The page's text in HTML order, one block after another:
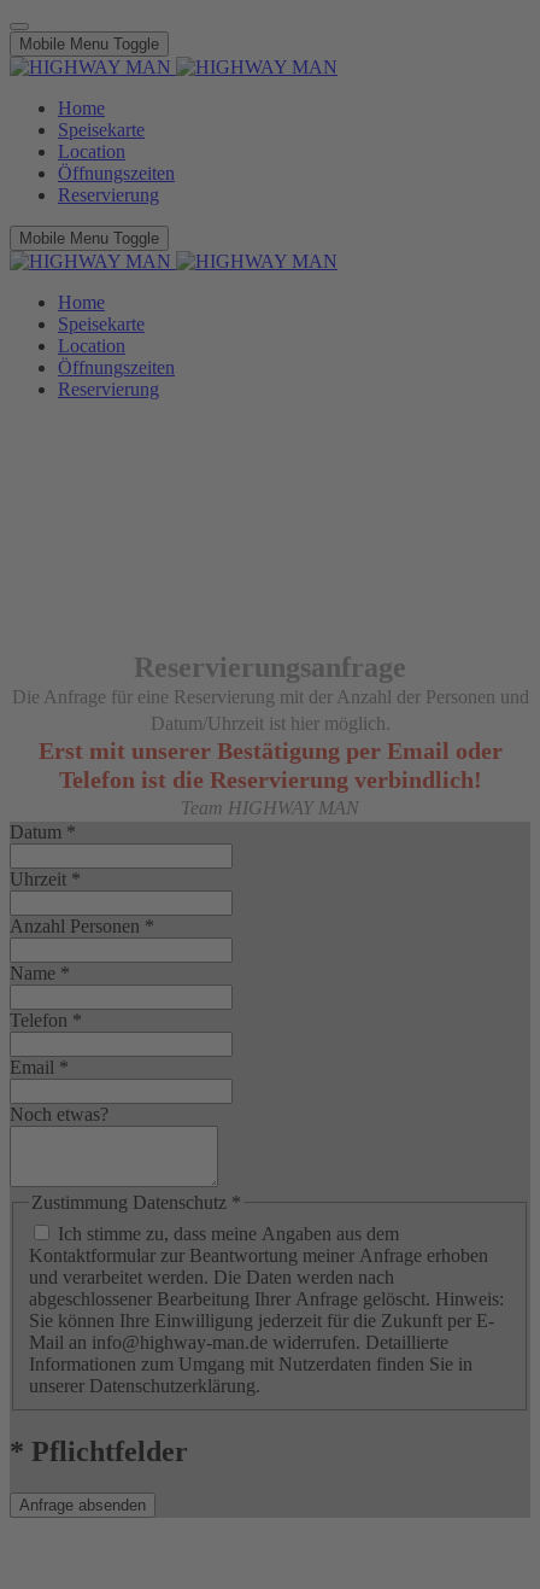
Mobile Menu Toggle
Home
Speisekarte
Location
Öffnungszeiten
Reservierung
Mobile Menu Toggle
Home
Speisekarte
Location
Öffnungszeiten
Reservierung
Reservierungsanfrage
Die Anfrage für eine Reservierung mit der Anzahl der Personen und
Datum/Uhrzeit ist hier möglich.
Erst mit unserer Bestätigung per Email oder
Telefon ist die Reservierung verbindlich!
Team HIGHWAY MAN
Datum *
Uhrzeit *
Anzahl Personen *
Name *
Telefon *
Email *
Noch etwas?
Zustimmung Datenschutz *
Ich stimme zu, dass meine Angaben aus dem
Kontaktformular zur Beantwortung meiner Anfrage erhoben
und verarbeitet werden. Die Daten werden nach
abgeschlossener Bearbeitung Ihrer Anfrage gelöscht. Hinweis:
Sie können Ihre Einwilligung jederzeit für die Zukunft per E-
Mail an info@highway-man.de widerrufen. Detaillierte
Informationen zum Umgang mit Nutzerdaten finden Sie in
unserer Datenschutzerklärung.
* Pflichtfelder
Anfrage absenden